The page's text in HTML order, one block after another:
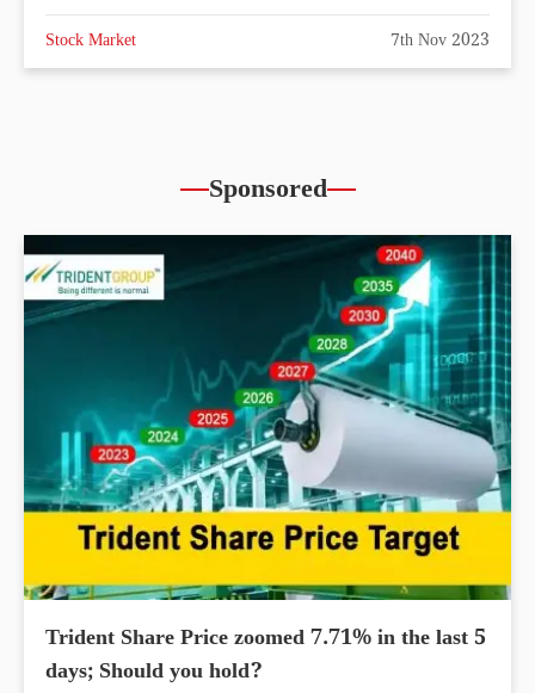
Stock Market 7th Nov 2023
Sponsored
Trident Share Price zoomed 7.71% in the last 5
days; Should you hold?